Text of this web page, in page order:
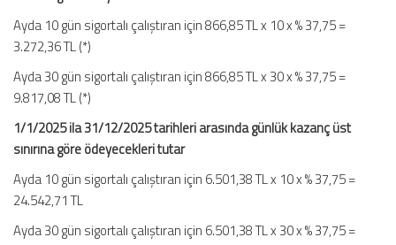
Ayda 10 gün sigortalı çalıştıran için 866,85 TL x 10 x % 37,75 =
3.272,36 TL (*)
Ayda 30 gün sigortalı çalıştıran için 866,85 TL x 30 x % 37,75 =
9.817,08 TL (*)
1/1/2025 ila 31/12/2025 tarihleri arasında günlük kazanç üst
sınırına göre ödeyecekleri tutar
Ayda 10 gün sigortalı çalıştıran için 6.501,38 TL x 10 x % 37,75 =
24.542,71 TL
Ayda 30 gün sigortalı çalıştıran için 6.501,38 TL x 30 x % 37,75 =